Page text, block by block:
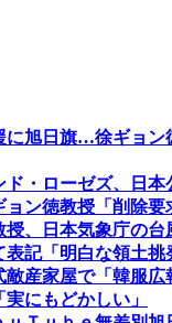
に旭日旗…徐ギョン
ド・ローゼズ、日本
ン徳教授「削除要
授、日本気象庁の台
記「明白な領土挑
敵産家屋で「韓服
にもどかしい」